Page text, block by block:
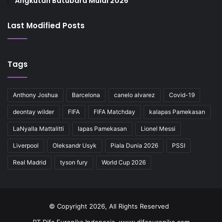
Last Modified Posts
Tags
Anthony Joshua Barcelona canelo alvarez Covid-19
deontay wilder FIFA FIFA Matchday kalapas Pamekasan
LaNyalla Mattalitti lapas Pamekasan Lionel Messi
Liverpool Oleksandr Usyk Piala Dunia 2026 PSSI
Real Madrid tyson fury World Cup 2026
© Copyright 2026, All Rights Reserved